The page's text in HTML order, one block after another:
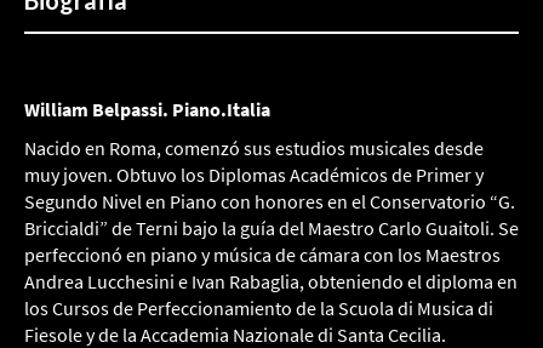
William Belpassi. Piano.Italia
Nacido en Roma, comenzó sus estudios musicales desde
muy joven. Obtuvo los Diplomas Académicos de Primer y
Segundo Nivel en Piano con honores en el Conservatorio “G.
Briccialdi” de Terni bajo la guía del Maestro Carlo Guaitoli. Se
perfeccionó en piano y música de cámara con los Maestros
Andrea Lucchesini e Ivan Rabaglia, obteniendo el diploma en
los Cursos de Perfeccionamiento de la Scuola di Musica di
Fiesole y de la Accademia Nazionale di Santa Cecilia.